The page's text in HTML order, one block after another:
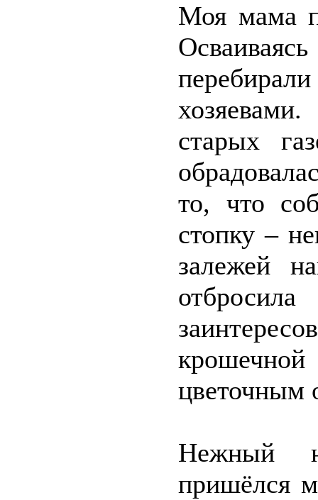
Моя мама
старых
то, что
стопку –
залежей
цветочным
Нежный
пришёлся